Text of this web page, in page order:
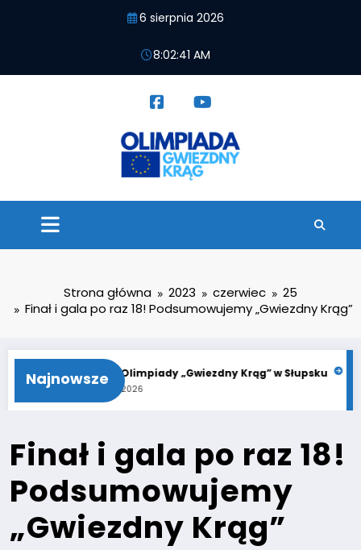
6 sierpnia 2026
8:02:42 AM
Strona główna 2023 czerwiec
25
Finał i gala po raz 18! Podsumowujemy „Gwiezdny Krąg”
Najnowsze
21. Finał Olimpiady „Gwiezdny Krąg” w Słupsku
11 czerwca 2026
Finał
Finał i gala po raz 18!
Podsumowujemy
„Gwiezdny Krąg”